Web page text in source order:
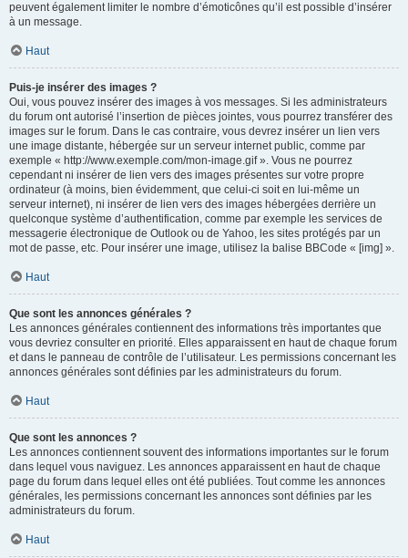
peuvent également limiter le nombre d’émoticônes qu’il est possible d’insérer
à un message.
Haut
Puis-je insérer des images ?
Oui, vous pouvez insérer des images à vos messages. Si les administrateurs
du forum ont autorisé l’insertion de pièces jointes, vous pourrez transférer des
images sur le forum. Dans le cas contraire, vous devrez insérer un lien vers
une image distante, hébergée sur un serveur internet public, comme par
exemple « http://www.exemple.com/mon-image.gif ». Vous ne pourrez
cependant ni insérer de lien vers des images présentes sur votre propre
ordinateur (à moins, bien évidemment, que celui-ci soit en lui-même un
serveur internet), ni insérer de lien vers des images hébergées derrière un
quelconque système d’authentification, comme par exemple les services de
messagerie électronique de Outlook ou de Yahoo, les sites protégés par un
mot de passe, etc. Pour insérer une image, utilisez la balise BBCode « [img] ».
Haut
Que sont les annonces générales ?
Les annonces générales contiennent des informations très importantes que
vous devriez consulter en priorité. Elles apparaissent en haut de chaque forum
et dans le panneau de contrôle de l’utilisateur. Les permissions concernant les
annonces générales sont définies par les administrateurs du forum.
Haut
Que sont les annonces ?
Les annonces contiennent souvent des informations importantes sur le forum
dans lequel vous naviguez. Les annonces apparaissent en haut de chaque
page du forum dans lequel elles ont été publiées. Tout comme les annonces
générales, les permissions concernant les annonces sont définies par les
administrateurs du forum.
Haut